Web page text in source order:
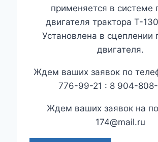
применяется в системе
двигателя трактора Т-
Установлена в сцеплении
двигателя.
Ждем ваших заявок по
776-99-21 : 8 904-
Ждем ваших заявок на
174@mail.ru